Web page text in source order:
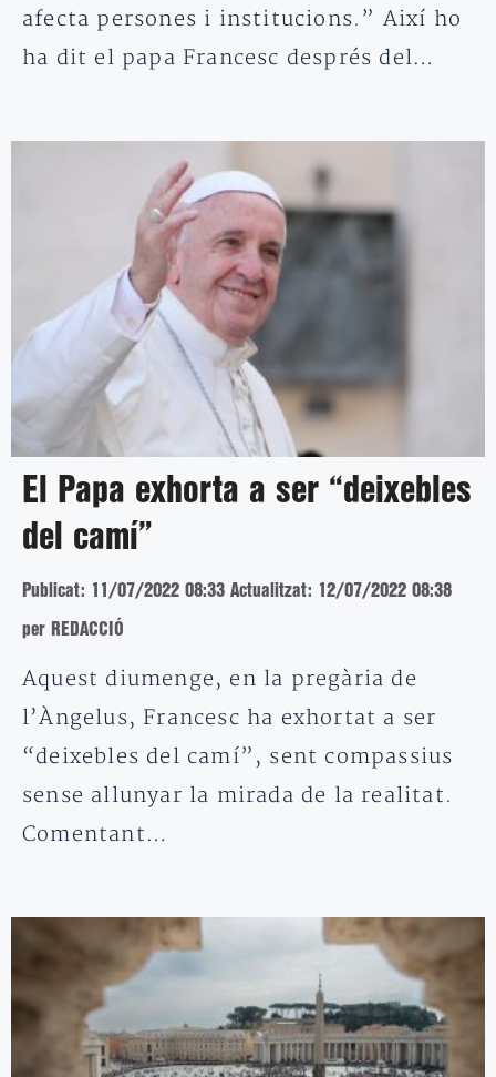
afecta persones i institucions.” Així ho
ha dit el papa Francesc després del…
El Papa exhorta a ser “deixebles
del camí”
Publicat: 11/07/2022 08:33 Actualitzat: 12/07/2022 08:38
per REDACCIÓ
Aquest diumenge, en la pregària de
l’Àngelus, Francesc ha exhortat a ser
“deixebles del camí”, sent compassius
sense allunyar la mirada de la realitat.
Comentant…